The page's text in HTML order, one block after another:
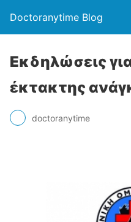
Doctoranytime Blog
Εκδηλώσεις
έκτακτης
doctoranytime